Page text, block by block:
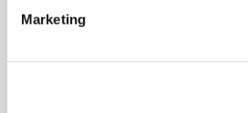
Marketing